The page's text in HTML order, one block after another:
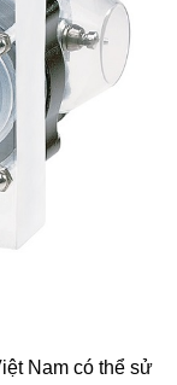
Nam có thể sử